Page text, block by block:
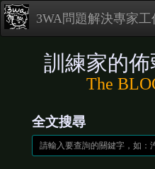
3WA問題解決專家工
訓練家的佈
The
全文搜尋